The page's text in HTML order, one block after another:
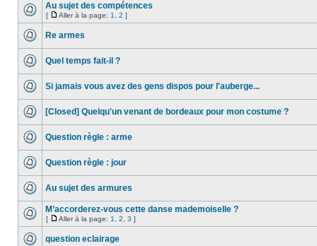
Au sujet des compétences
[ Aller à la page: 1 2 ]
Re armes
Quel temps fait-il ?
Si jamais vous avez des gens dispos pour l'auberge...
[Closed] Quelqu'un venant de bordeaux pour mon costume ?
Question règle : arme
Question règle : jour
Au sujet des armures
M’accorderez-vous cette danse mademoiselle ?
[ Aller à la page: 1 2 3 ]
question eclairage